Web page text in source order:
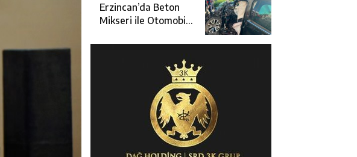
Erzincan’da Beton
Mikseri ile Otomobil
Yaralandı